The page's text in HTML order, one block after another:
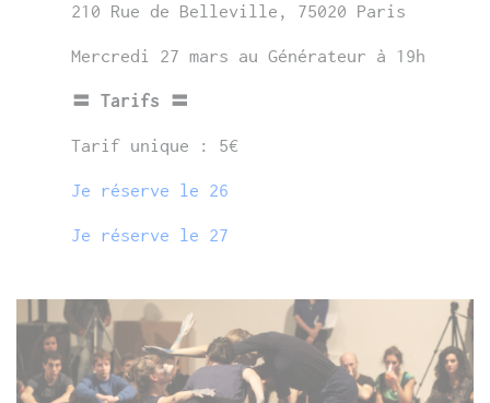
210 Rue de Belleville, 75020 Paris
Mercredi 27 mars au Générateur à 19h
〓 Tarifs 〓
Tarif unique : 5€
Je réserve le 26
Je réserve le 27